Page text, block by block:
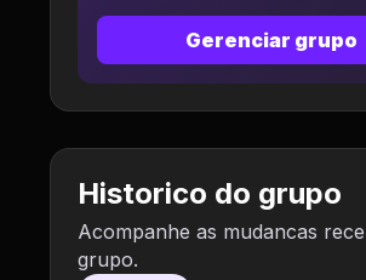
Gerenciar grupo
Historico do grupo
Acompanhe as mudancas
grupo.